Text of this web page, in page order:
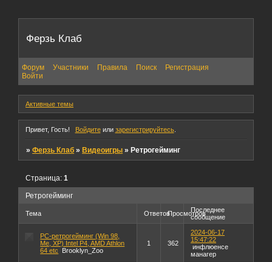
Ферзь Клаб
Форум Участники Правила Поиск
Регистрация
Войти
Активные темы
Привет, Гость! Войдитеили зарегистрируйтесь.
»Ферзь Клаб »Видеоигры »Ретрогейминг
Ретрогейминг
Страница:1
Тема ОтветовПросмотровПоследнее
сообщение
РС-ретрогейминг (Win 98,
Me, XP) Intel P4, AMD Athlon
64 etc
Brooklyn_Zoo
1 362
2024-06-17
15:47:22
инфлюенсе
манагер